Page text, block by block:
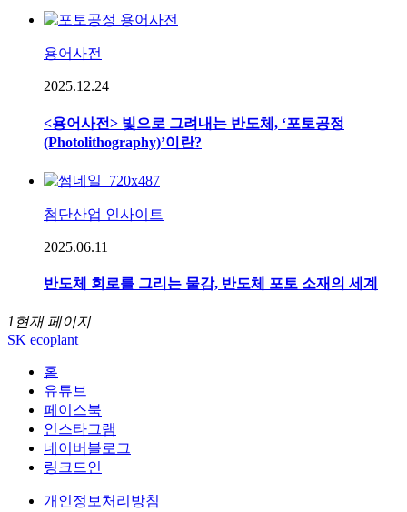
용어사전
2025.12.24
<용어사전> 빛으로 그려내는 반도체, ‘포토공정
(Photolithography)’이란?
첨단산업 인사이트
2025.06.11
반도체 회로를 그리는 물감, 반도체 포토 소재의 세계
1 현재 페이지
SK ecoplant
홈
유튜브
페이스북
인스타그램
네이버블로그
링크드인
개인정보처리방침